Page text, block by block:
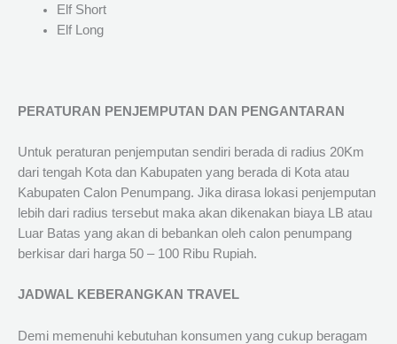
Elf Short
Elf Long
PERATURAN PENJEMPUTAN DAN PENGANTARAN
Untuk peraturan penjemputan sendiri berada di radius 20Km
dari tengah Kota dan Kabupaten yang berada di Kota atau
Kabupaten Calon Penumpang. Jika dirasa lokasi penjemputan
lebih dari radius tersebut maka akan dikenakan biaya LB atau
Luar Batas yang akan di bebankan oleh calon penumpang
berkisar dari harga 50 – 100 Ribu Rupiah.
JADWAL KEBERANGKAN TRAVEL
Demi memenuhi kebutuhan konsumen yang cukup beragam